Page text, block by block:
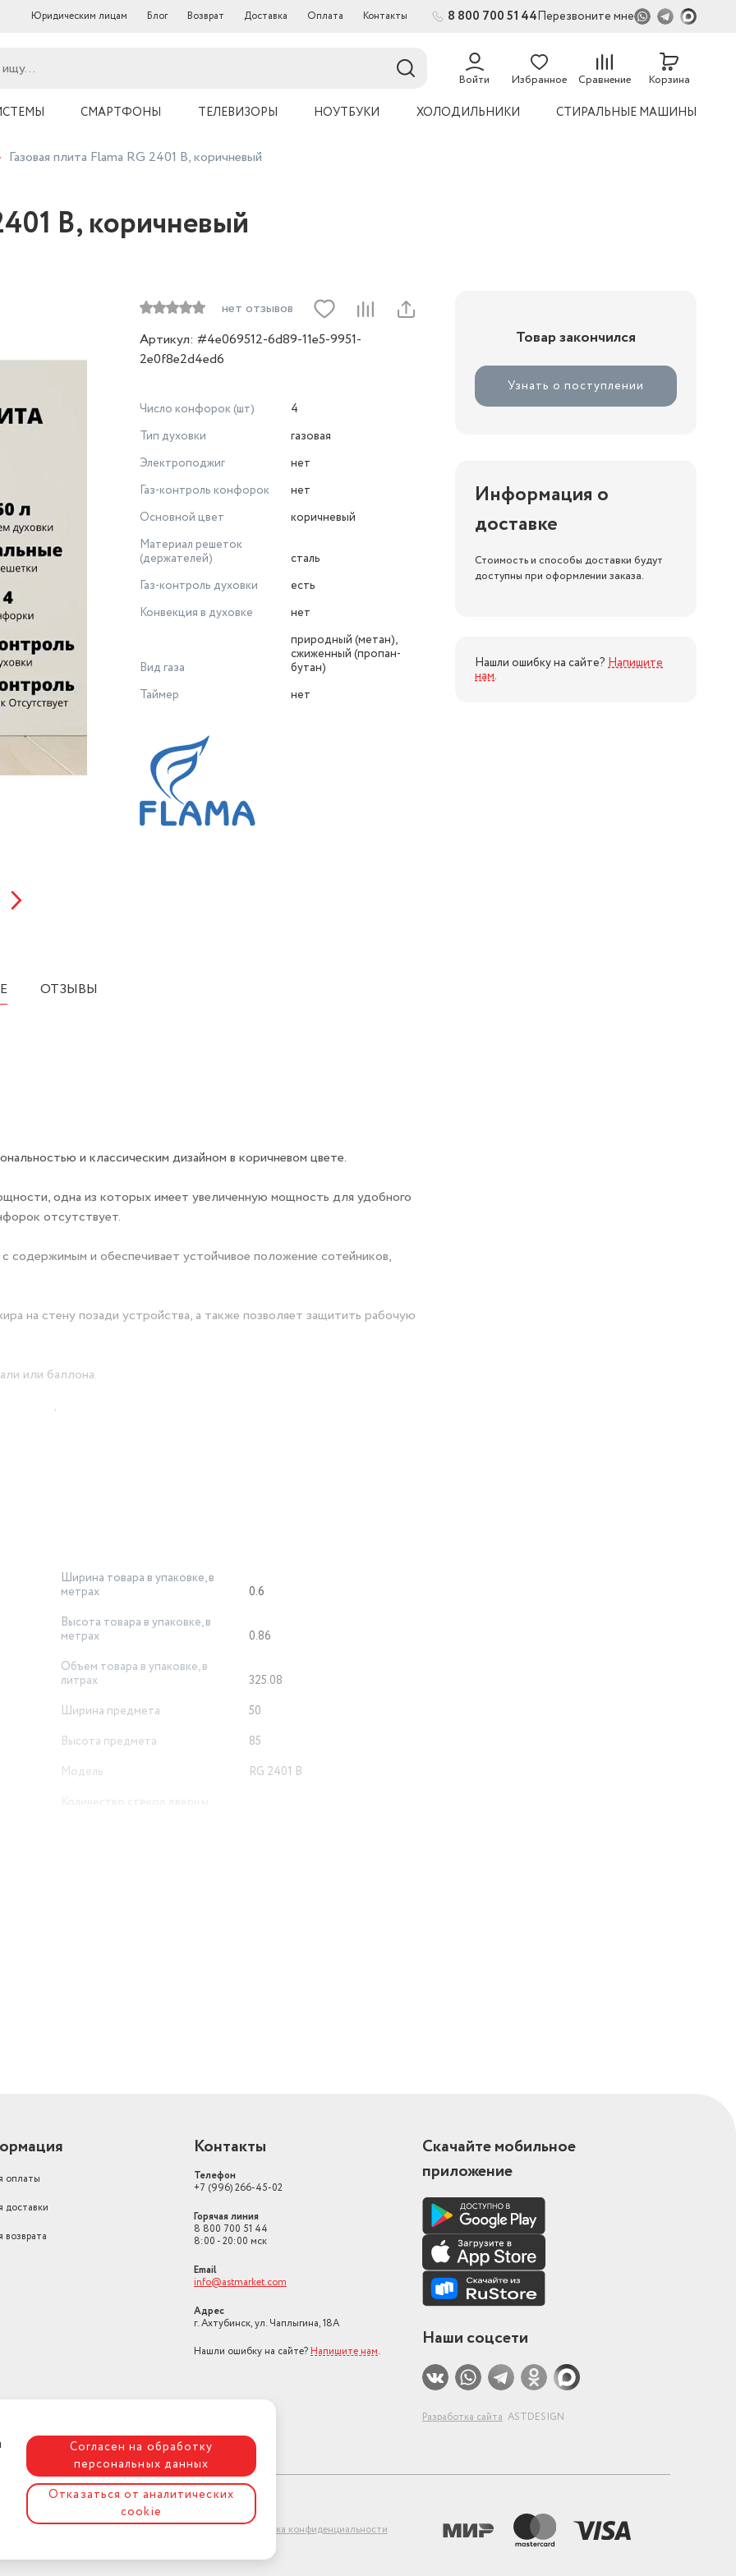
Юридическим лицам Блог Возврат Доставка Оплата Контакты 8 800 700 51 44Перезвоните мне
Войти Избранное Сравнение
54
Корзина
СМАРТФОНЫ ТЕЛЕВИЗОРЫ НОУТБУКИ ХОЛОДИЛЬНИКИ СТИРАЛЬНЫЕ МАШИНЫ
Газовая плита Flama RG 2401 B, коричневый
B, коричневый
нет отзывов
Артикул: #4e069512-6d89-11e5-9951-
2e0f8e2d4ed6
Число конфорок (шт)
4
Тип духовки
газовая
Электроподжиг
нет
Газ-контроль конфорок
нет
Основной цвет
коричневый
Материал решеток
(держателей)
сталь
Газ-контроль духовки
есть
Конвекция в духовке
нет
Вид газа
природный (метан),
сжиженный (пропан-
бутан)
Таймер
нет
Товар закончился
Узнать о поступлении
Информация о
доставке
Стоимость и способы доставки будут
доступны при оформлении заказа.
Нашли ошибку на сайте? Напишите
нам.
ОТЗЫВЫ
и классическим дизайном в коричневом цвете.
одна из которых имеет увеличенную мощность для удобного
отсутствует.
содержимым и обеспечивает устойчивое положение сотейников,
на стену позади устройства, а также позволяет защитить рабочую
или баллона.
шкафа останавливает подачу топлива.
открывание откидной дверцы.
посуды, противней, решёток.
Ширина товара в упаковке, в
метрах
0.6
Высота товара в упаковке, в
метрах
0.86
Объем товара в упаковке, в
литрах
325.08
Ширина предмета
50
Высота предмета
85
Модель
RG 2401 B
Количество стекол дверцы
эмаль
нет
есть
традиционная
Россия
эмалированная сталь
Секция для посуды
да
Встраиваемая техника
нет
Тип плиты
газовая
оплаты
доставки
возврата
Контакты
Телефон
+7 (996) 266-45-02
Горячая линия
8 800 700 51 44
8:00 - 20:00 мск
Email
info@astmarket.com
Адрес
г. Ахтубинск, ул. Чаплыгина, 18А
Нашли ошибку на сайте? Напишите нам.
Скачайте мобильное
приложение
Наши соцсети
Разработка сайта ASTDESIGN
Политика конфиденциальности
Согласен на обработку
персональных данных
Отказаться от аналитических
cookie